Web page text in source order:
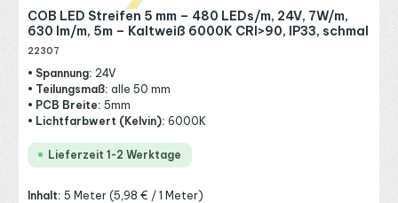
COB LED Streifen 5 mm – 480 LEDs/m, 24V, 7W/m,
630 lm/m, 5m – Kaltweiß 6000K CRI>90, IP33, schmal
22307
• Spannung: 24V
• Teilungsmaß: alle 50 mm
• PCB Breite: 5mm
• Lichtfarbwert (Kelvin): 6000K
Lieferzeit 1-2 Werktage
Inhalt:5 Meter(5,98 € / 1 Meter)